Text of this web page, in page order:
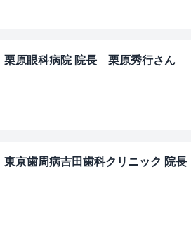
栗原眼科病院 院長 栗原秀行さん
京歯周病吉田歯科クリニック 院長